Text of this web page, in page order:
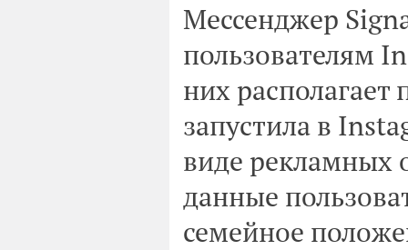
Мессенджер
пользователям
них располагает
запустила в
виде рекламных
данные
семейное